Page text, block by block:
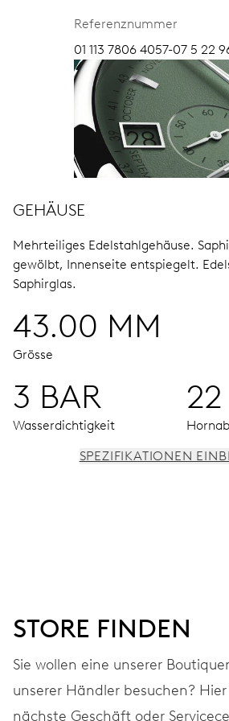
Referenznummer
01 113 7806 4057-07 5 22
GEHÄUSE
Mehrteiliges Edelstahlgehäuse.
gewölbt, Innenseite entspiegelt.
Saphirglas.
43.00 MM
Grösse
3 BAR
Wasserdichtigkeit
Sekundenstopp
240 Std.
SPEZIFIKATIONEN
STORE FINDEN
Sie wollen eine unserer
unserer Händler besuchen?
nächste Geschäft oder